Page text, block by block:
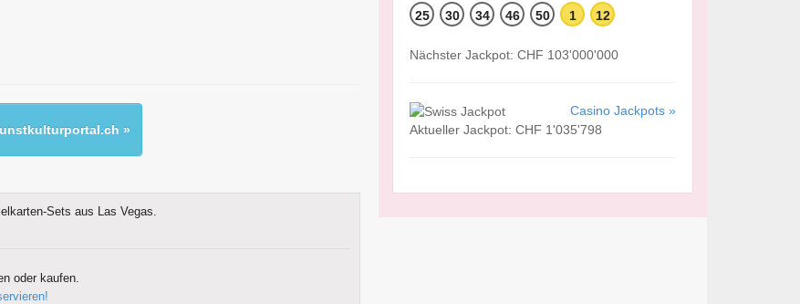
»
Sets aus Las Vegas.
oder kaufen.
25 30 34 46 50 1 12
Nächster Jackpot: CHF 103'000'000
Casino Jackpots »
Aktueller Jackpot: CHF 1'035'798